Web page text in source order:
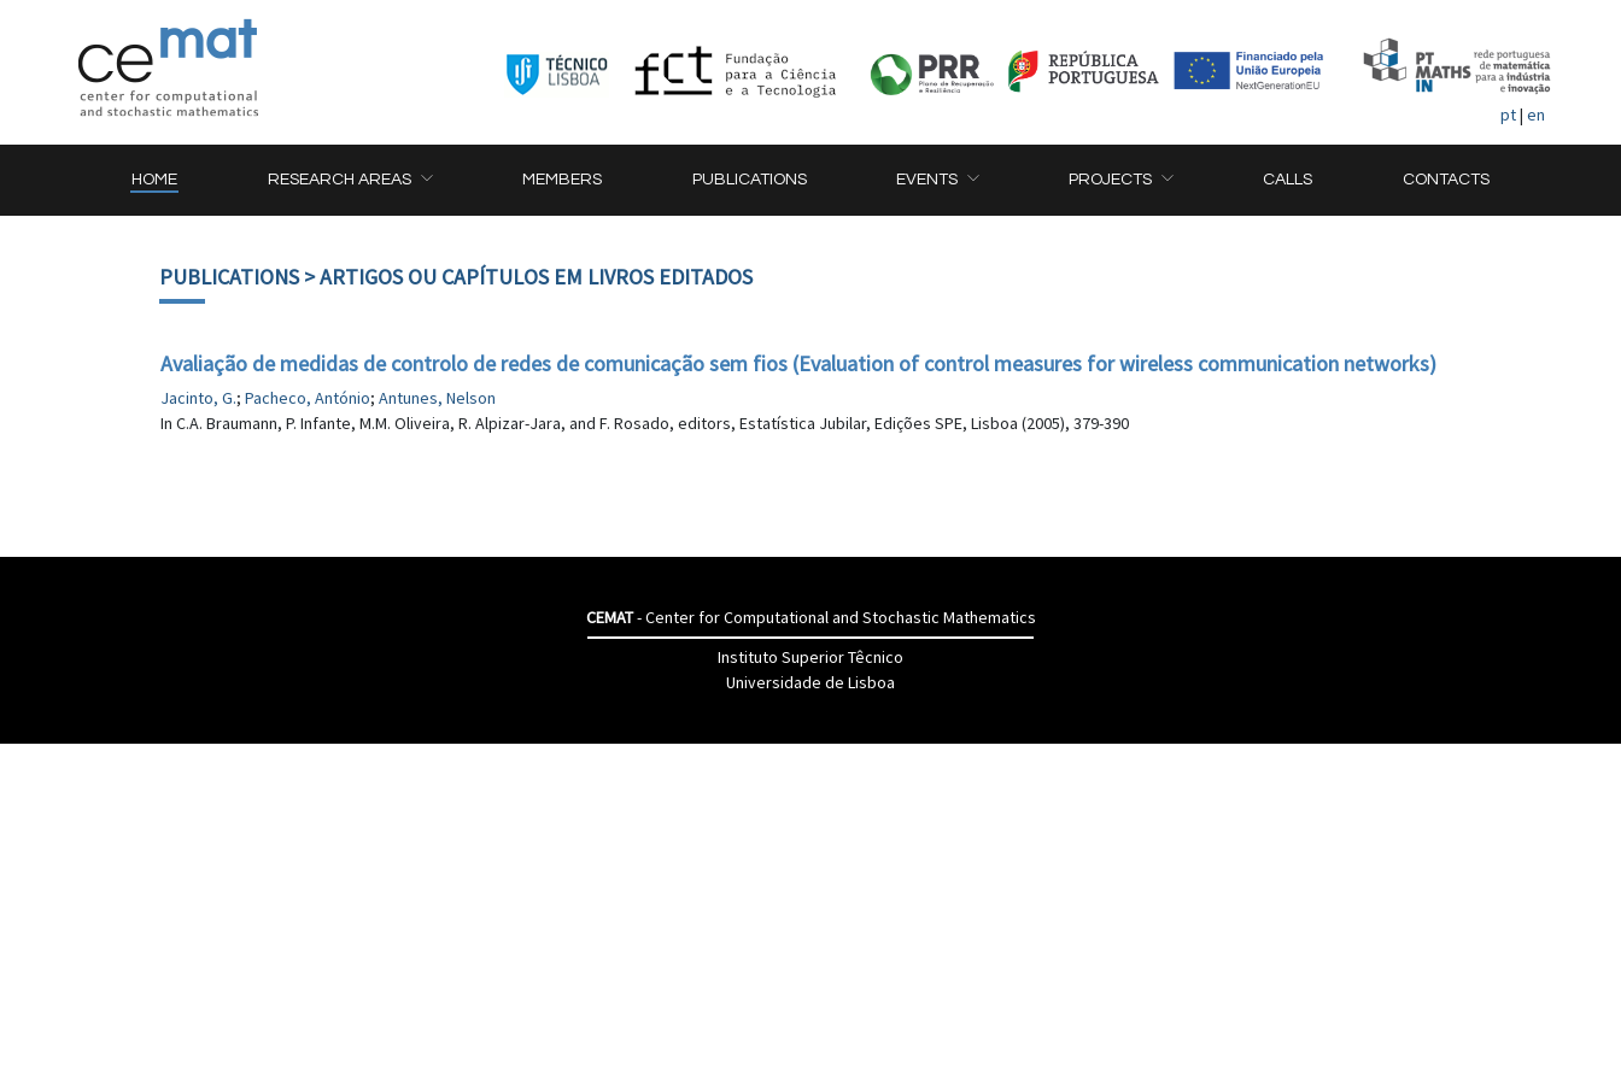
pt| en
HOME RESEARCH AREAS MEMBERS PUBLICATIONS EVENTS PROJECTS CALLS CONTACTS
PUBLICATIONS> ARTIGOS OU CAPÍTULOS EM LIVROS EDITADOS
Avaliação de medidas de controlo de redes de comunicação sem fios (Evaluation of control measures for wireless communication networks)
Jacinto, G.; Pacheco, António; Antunes, Nelson
In C.A. Braumann, P. Infante, M.M. Oliveira, R. Alpizar-Jara, and F. Rosado, editors, Estatística Jubilar, Edições SPE, Lisboa (2005), 379-390
CEMAT- Center for Computational and Stochastic Mathematics
Instituto Superior Têcnico
Universidade de Lisboa